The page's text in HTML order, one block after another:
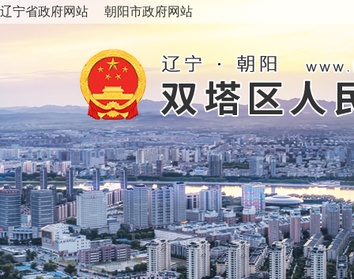
辽宁省政府网站 朝阳市政府网站